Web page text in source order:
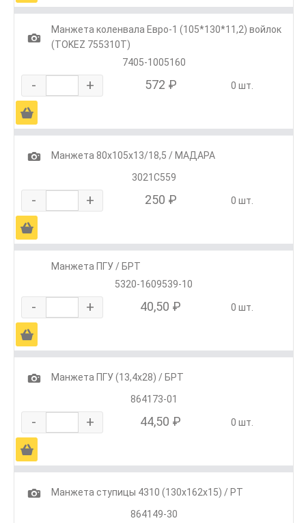
1
Манжета коленвала Евро-1 (105*130*11,2) войлок
(TOKEZ 755310T)
7405-1005160
- + 572 ₽ 0 шт.
Ä
1
Манжета 80х105х13/18,5 / МАДАРА
3021С559
- + 250 ₽ 0 шт.
Ä
Манжета ПГУ / БРТ
5320-1609539-10
- + 40,50 ₽ 0 шт.
Ä
1
Манжета ПГУ (13,4х28) / БРТ
864173-01
- + 44,50 ₽ 0 шт.
Ä
1
Манжета ступицы 4310 (130х162х15) / РТ
864149-30